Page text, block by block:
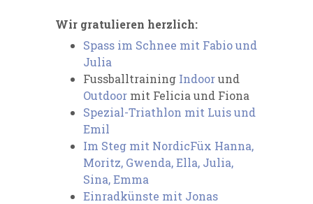
Wir gratulieren herzlich:
Spass im Schnee mit Fabio und
Julia⁠
Fussballtraining Indoorund
Outdoor mit Felicia und Fiona⁠
Spezial-Triathlon mit Luis und
Emil⁠
Im Steg mit NordicFüx Hanna,
Moritz, Gwenda, Ella, Julia,
Sina, Emma
Einradkünste mit Jonas⁠